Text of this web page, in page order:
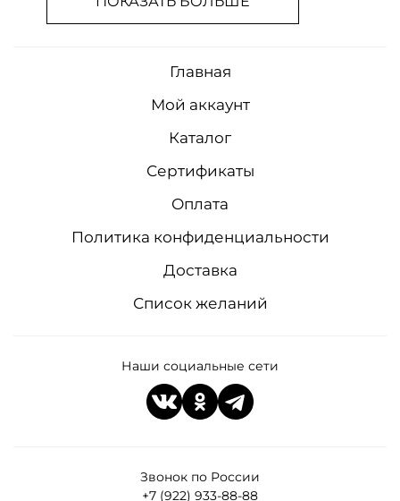
Звонок по России
+7 (922) 933-88-88
Главная
Мой аккаунт
Каталог
Сертификаты
Оплата
Политика конфиденциальности
Доставка
Список желаний
Наши социальные сети